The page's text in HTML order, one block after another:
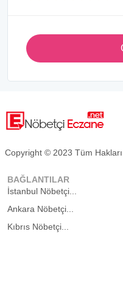
Copyright © 2023 Tüm Hakları
BAĞLANTILAR
İstanbul Nöbetçi...
Ankara Nöbetçi...
Kıbrıs Nöbetçi...